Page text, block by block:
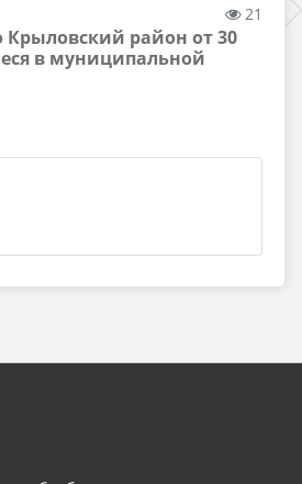
21
Крыловский район от 30
в муниципальной